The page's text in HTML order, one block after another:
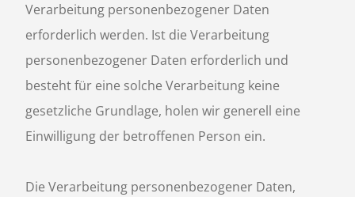
Verarbeitung personenbezogener Daten
erforderlich werden. Ist die Verarbeitung
personenbezogener Daten erforderlich und
besteht für eine solche Verarbeitung keine
gesetzliche Grundlage, holen wir generell eine
Einwilligung der betroffenen Person ein.
Die Verarbeitung personenbezogener Daten,